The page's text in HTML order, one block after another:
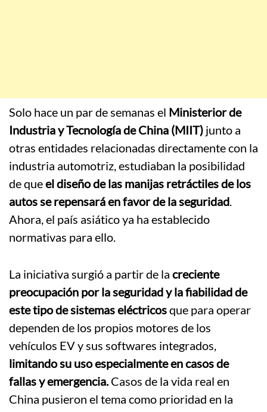
Solo hace un par de semanas el Ministerior de
Industria y Tecnología de China (MIIT) junto a
otras entidades relacionadas directamente con la
industria automotriz, estudiaban la posibilidad
de queel diseño de las manijas retráctiles de los
autos se repensará en favor de la seguridad.
Ahora, el país asiático ya ha establecido
normativas para ello.
La iniciativa surgió a partir de la creciente
preocupación por la seguridad y la fiabilidad de
este tipo de sistemas eléctricosque para operar
dependen de los propios motores de los
vehículos EV y sus softwares integrados,
limitando su uso especialmente en casos de
fallas y emergencia.Casos de la vida real en
China pusieron el tema como prioridad en la